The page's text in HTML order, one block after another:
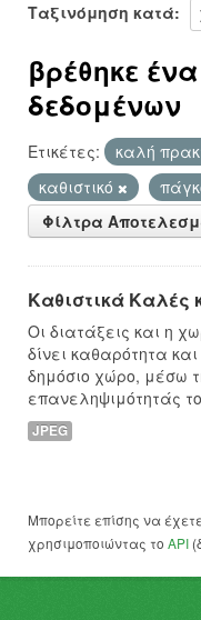
Ταξινόμηση κατά
βρέθηκε
δεδομένων
Ετικέτες: καλή
καθιστικό
Φίλτρα
Καθιστικά Καλές
Οι διατάξεις και η
δίνει καθαρότητα
δημόσιο χώρο, μέσω
επανεληψιμότητάς
JPEG
Μπορείτε επίσης να
χρησιμοποιώντας το API